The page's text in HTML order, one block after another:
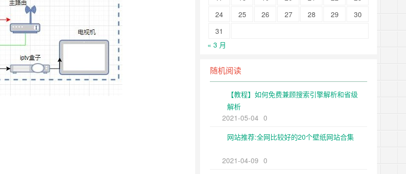
24
25 26 27 28 29
30
31
« 3 月
随机阅读
【教程】如何免费兼顾搜索引擎解析和省级
解析
2021-05-04 0
网站推荐:全网比较好的20个壁纸网站合集
2021-04-09 0